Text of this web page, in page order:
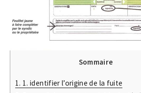
Sommaire
1. 1. identifier l’origine de la fuite